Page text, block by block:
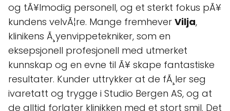
og tÃ¥lmodig personell, og et sterkt fokus pÃ¥
kundens velvÃ¦re. Mange fremhever Vilja,
klinikens Ã¸yenvippetekniker, som en
eksepsjonell profesjonell med utmerket
kunnskap og en evne til Ã¥ skape fantastiske
resultater. Kunder uttrykker at de fÃ¸ler seg
ivaretatt og trygge i Studio Bergen AS, og at
de alltid forlater klinikken med et stort smil. Det